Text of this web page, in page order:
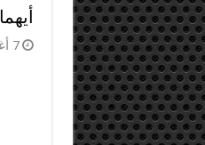
7 أغسطس، 2018